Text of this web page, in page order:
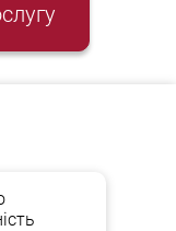
аналіз
корпоративні